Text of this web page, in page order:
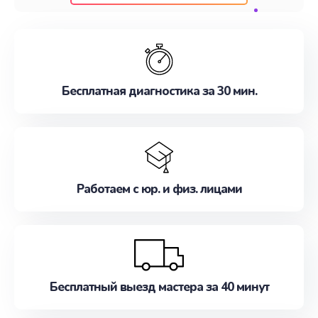
наилучшим образом. Не медлите записаться на
Бесплатная диагностика за 30 мин.
Работаем с юр. и физ. лицами
Бесплатный выезд мастера за 40 минут